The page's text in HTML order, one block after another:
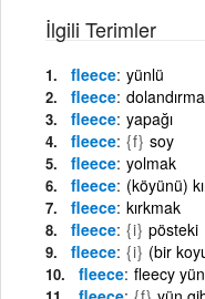
İlgili Terimler
fleece yünlü
fleece
fleece yapağı
fleece {f} soy
fleece yolmak
fleece (köyünü)
fleece kırkmak
fleece {i} pösteki
fleece {i} (bir
fleece fleecy